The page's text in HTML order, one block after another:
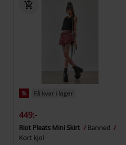
% Få kvar i lager
449:-
Riot Pleats Mini Skirt
Banned
Kort kjol